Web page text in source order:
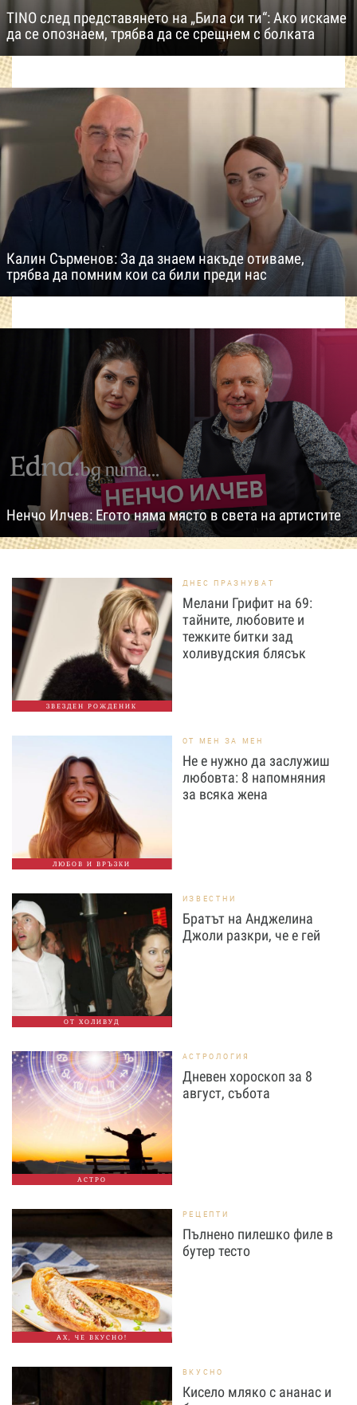
TINO след представянето на „Била си ти“: Ако искаме
да се опознаем, трябва да се срещнем с болката
Калин Сърменов: За да знаем накъде отиваме,
трябва да помним кои са били преди нас
Ненчо Илчев: Егото няма място в света на артистите
ЗВЕЗДЕН РОЖДЕНИК
ДНЕС ПРАЗНУВАТ
Мелани Грифит на 69:
тайните, любовите и
тежките битки зад
холивудския блясък
ЛЮБОВ И ВРЪЗКИ
ОТ МЕН ЗА МЕН
Не е нужно да заслужиш
любовта: 8 напомняния
за всяка жена
ОТ ХОЛИВУД
ИЗВЕСТНИ
Братът на Анджелина
Джоли разкри, че е гей
АСТРО
АСТРОЛОГИЯ
Дневен хороскоп за 8
август, събота
АХ, ЧЕ ВКУСНО!
РЕЦЕПТИ
Пълнено пилешко филе в
бутер тесто
ВКУСНО
Кисело мляко с ананас и